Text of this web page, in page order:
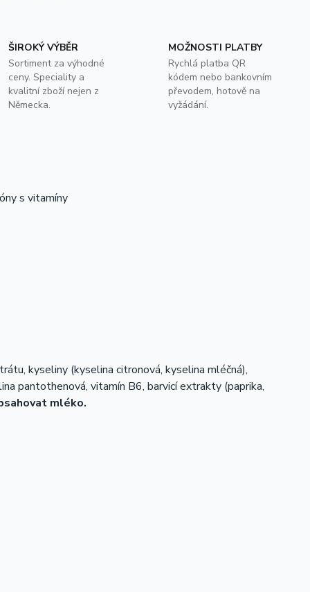
ŠIROKÝ VÝBĚR
Sortiment za výhodné
ceny. Speciality a
kvalitní zboží nejen z
Německa.
MOŽNOSTI PLATBY
Rychlá platba QR
kódem nebo bankovním
převodem, hotově na
vyžádání.
s vitamíny
kyseliny (kyselina citronová, kyselina mléčná),
pantothenová, vitamín B6, barvicí extrakty (paprika,
mléko.